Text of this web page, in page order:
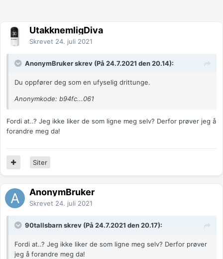
UtakknemligDiva
Skrevet 24. juli 2021
AnonymBruker skrev (På 24.7.2021 den 20.14):
Du oppfører deg som en ufyselig drittunge.
Anonymkode: b94fc...061
Fordi at..? Jeg ikke liker de som ligne meg selv? Derfor prøver jeg å
forandre meg da!
Siter
AnonymBruker
Skrevet 24. juli 2021
90tallsbarn skrev (På 24.7.2021 den 20.17):
Fordi at..? Jeg ikke liker de som ligne meg selv? Derfor prøver
jeg å forandre meg da!